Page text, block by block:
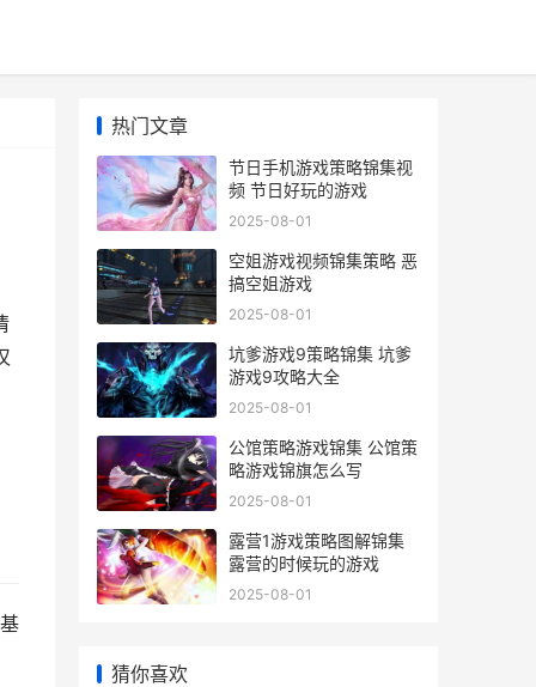
热门文章
节日手机游戏策略锦集视
频 节日好玩的游戏
2025-08-01
空姐游戏视频锦集策略 恶
搞空姐游戏
2025-08-01
坑爹游戏9策略锦集 坑爹
游戏9攻略大全
2025-08-01
公馆策略游戏锦集 公馆策
略游戏锦旗怎么写
2025-08-01
露营1游戏策略图解锦集
露营的时候玩的游戏
2025-08-01
猜你喜欢